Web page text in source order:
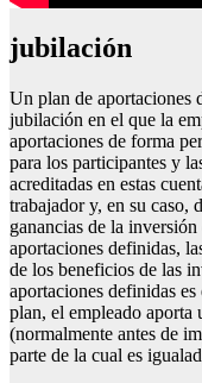
jubilación
Un plan de aportaciones
jubilación en el que la
aportaciones de forma
para los participantes y
acreditadas en estas
trabajador y, en su caso,
ganancias de la
aportaciones definidas,
de los beneficios de las
aportaciones definidas
plan, el empleado aporta
(normalmente antes de
parte de la cual es